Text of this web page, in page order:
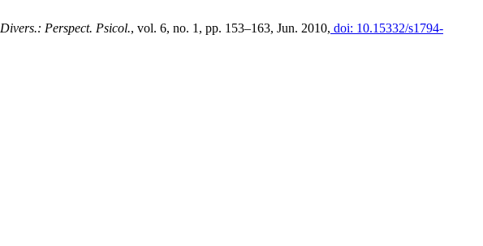
Divers.: Perspect. Psicol., vol. 6, no. 1, pp. 153–163, Jun. 2010, doi: 10.15332/s1794-